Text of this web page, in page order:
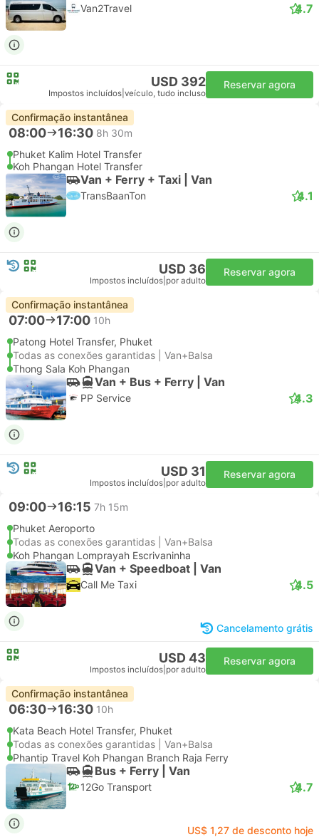
Van2Travel 4.7
USD 392
Impostos incluídos veículo, tudo incluso
Reservar agora
Confirmação instantânea
08:00 16:30 8h 30m
Phuket Kalim Hotel Transfer
Koh Phangan Hotel Transfer
Van + Ferry + Taxi | Van
TransBaanTon 4.1
USD 36
Impostos incluídos por adulto
Reservar agora
Confirmação instantânea
07:00 17:00 10h
Patong Hotel Transfer, Phuket
Todas as conexões garantidas | Van+Balsa
Thong Sala Koh Phangan
Van + Bus + Ferry | Van
PP Service 4.3
USD 31
Impostos incluídos por adulto
Reservar agora
09:00 16:15 7h 15m
Phuket Aeroporto
Todas as conexões garantidas | Van+Balsa
Koh Phangan Lomprayah Escrivaninha
Van + Speedboat | Van
Call Me Taxi 4.5
Cancelamento grátis
USD 43
Impostos incluídos por adulto
Reservar agora
Confirmação instantânea
06:30 16:30 10h
Kata Beach Hotel Transfer, Phuket
Todas as conexões garantidas | Van+Balsa
Phantip Travel Koh Phangan Branch Raja Ferry
Bus + Ferry | Van
12Go Transport 4.7
US$ 1,27 de desconto hoje